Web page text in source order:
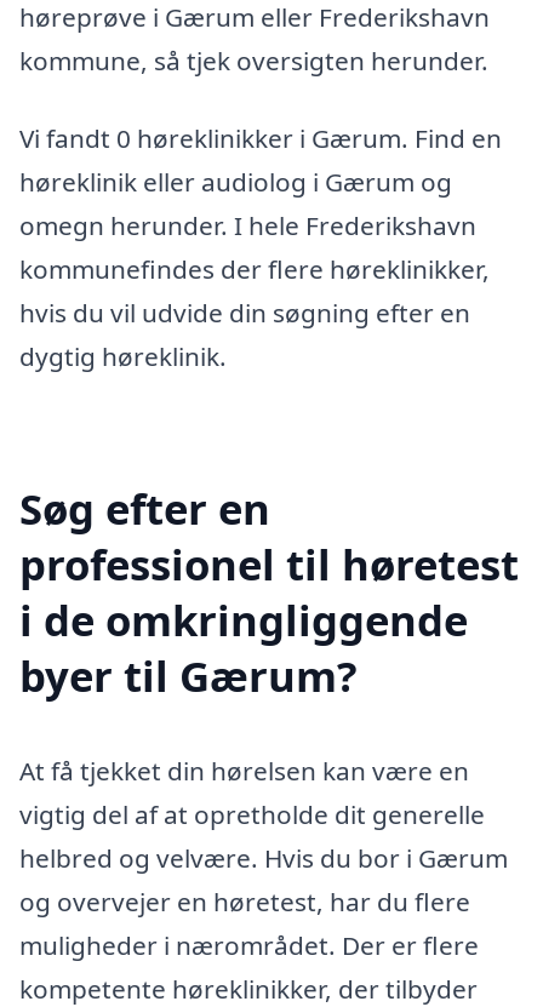
høreprøve i Gærum eller Frederikshavn
kommune, så tjek oversigten herunder.
Vi fandt 0 høreklinikker i Gærum. Find en
høreklinik eller audiolog i Gærum og
omegn herunder. I hele Frederikshavn
kommunefindes der flere høreklinikker,
hvis du vil udvide din søgning efter en
dygtig høreklinik.
Søg efter en
professionel til høretest
i de omkringliggende
byer til Gærum?
At få tjekket din hørelsen kan være en
vigtig del af at opretholde dit generelle
helbred og velvære. Hvis du bor i Gærum
og overvejer en høretest, har du flere
muligheder i nærområdet. Der er flere
kompetente høreklinikker, der tilbyder